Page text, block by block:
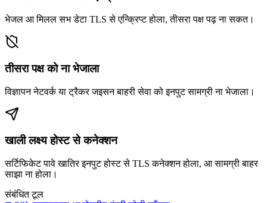
भेजल आ मिलल सभ डेटा TLS से एन्क्रिप्ट होला, तीसरा पक्ष पढ़ ना सकत।
तीसरा पक्ष को ना भेजाला
विज्ञापन नेटवर्क या ट्रैकर जइसन बाहरी सेवा को इनपुट सामग्री ना भेजाला।
खाली लक्ष्य होस्ट से कनेक्शन
सर्टिफिकेट पावे खातिर इनपुट होस्ट से TLS कनेक्शन होला, आ सामग्री बाहर
साझा ना होला।
संबंधित टूल